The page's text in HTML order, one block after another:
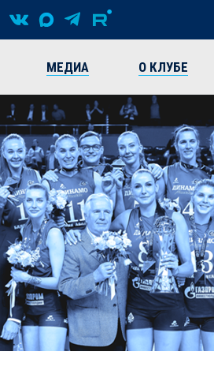
МЕДИА О КЛУБЕ